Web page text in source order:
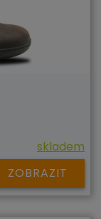
skladem
ZOBRAZIT